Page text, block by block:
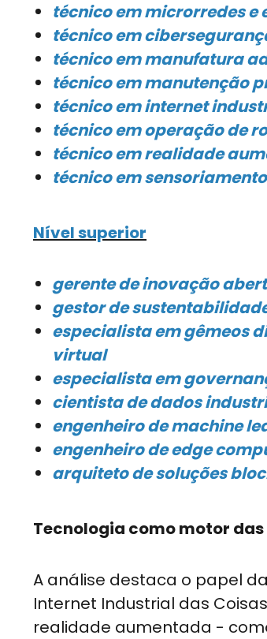
técnico em microrredes e
técnico em
técnico em manufatura
técnico em manutenção
técnico em internet
técnico em operação de
técnico em realidade
técnico em
Nível superior
gerente de inovação
gestor de
especialista em gêmeos
virtual
especialista em
cientista de dados
engenheiro de machine
engenheiro de edge
arquiteto de soluções
Tecnologia como motor
A análise destaca o papel
Internet Industrial das
realidade aumentada -